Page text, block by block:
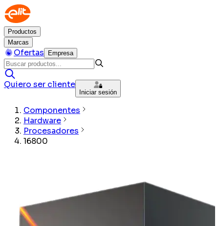
Productos
Marcas
Ofertas Empresa
Quiero ser cliente
Iniciar sesión
Componentes
Hardware
Procesadores
16800